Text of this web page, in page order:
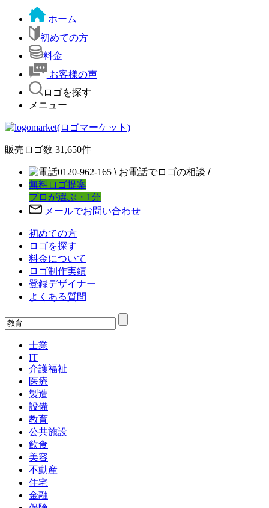
ホーム
初めての方
料金
お客様の声
ロゴを探す
メニュー
販売ロゴ数 31,650件
0120-962-165 \ お電話でロゴの相談 /
無料ロゴ提案
プロが選ぶ・1分
メールでお問い合わせ
初めての方
ロゴを探す
料金について
ロゴ制作実績
登録デザイナー
よくある質問
士業
IT
介護福祉
医療
製造
設備
教育
公共施設
飲食
美容
不動産
住宅
金融